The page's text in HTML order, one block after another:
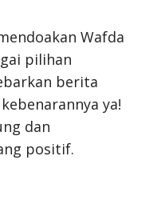
Wafda
pilihan
berita
ya!
dan
positif.